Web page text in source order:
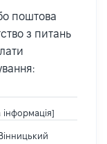
поштова
з питань
інформація]